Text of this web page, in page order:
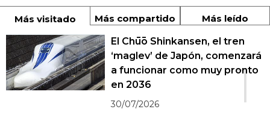
Más visitado Más compartido Más leído
1
El Chūō Shinkansen, el tren
‘maglev’ de Japón, comenzará
a funcionar como muy pronto
en 2036
30/07/2026